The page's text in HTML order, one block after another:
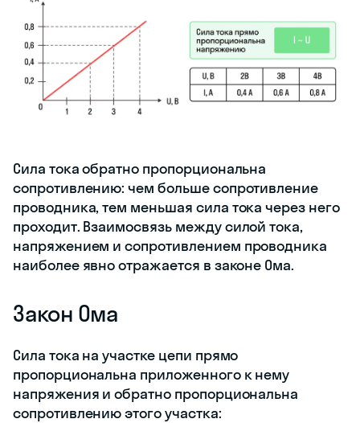
Сила тока обратно пропорциональна
сопротивлению: чем больше сопротивление
проводника, тем меньшая сила тока через него
проходит. Взаимосвязь между силой тока,
напряжением и сопротивлением проводника
наиболее явно отражается в законе Ома.
Закон Ома
Сила тока на участке цепи прямо
пропорциональна приложенного к нему
напряжения и обратно пропорциональна
сопротивлению этого участка: